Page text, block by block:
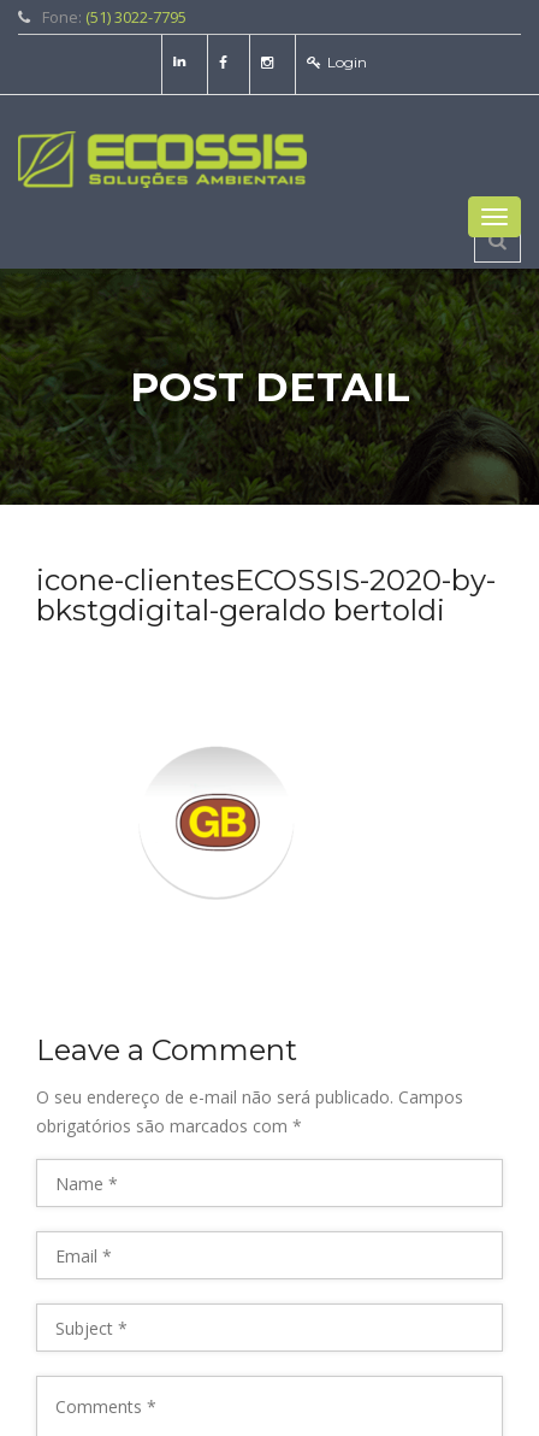
Fone: (51) 3022-7795
Login
POST DETAIL
icone-clientesECOSSIS-2020-by-
bkstgdigital-geraldo bertoldi
Leave a Comment
O seu endereço de e-mail não será publicado. Campos
obrigatórios são marcados com *